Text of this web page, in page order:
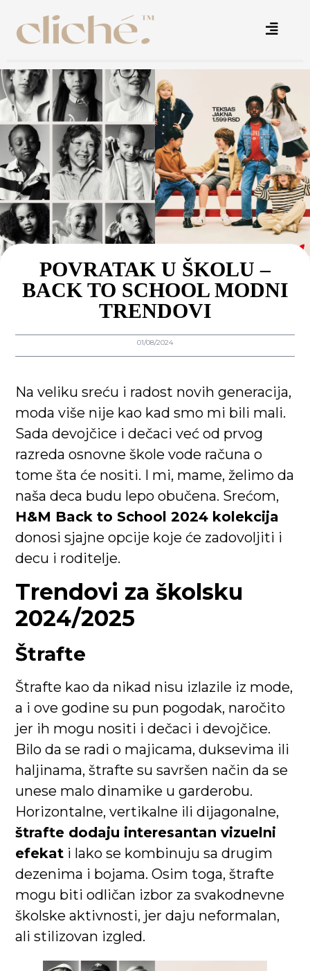
POVRATAK U ŠKOLU –
BACK TO SCHOOL MODNI
TRENDOVI
01/08/2024
Na veliku sreću i radost novih generacija,
moda više nije kao kad smo mi bili mali.
Sada devojčice i dečaci već od prvog
razreda osnovne škole vode računa o
tome šta će nositi. I mi, mame, želimo da
naša deca budu lepo obučena. Srećom,
H&M Back to School 2024 kolekcija
donosi sjajne opcije koje će zadovoljiti i
decu i roditelje.
Trendovi za školsku
2024/2025
Štrafte
Štrafte kao da nikad nisu izlazile iz mode,
a i ove godine su pun pogodak, naročito
jer ih mogu nositi i dečaci i devojčice.
Bilo da se radi o majicama, duksevima ili
haljinama, štrafte su savršen način da se
unese malo dinamike u garderobu.
Horizontalne, vertikalne ili dijagonalne,
štrafte dodaju interesantan vizuelni
efekat i lako se kombinuju sa drugim
dezenima i bojama. Osim toga, štrafte
mogu biti odličan izbor za svakodnevne
školske aktivnosti, jer daju neformalan,
ali stilizovan izgled.